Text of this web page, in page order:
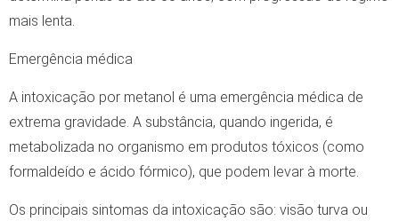
mais lenta.
Emergência médica
A intoxicação por metanol é uma emergência médica de
extrema gravidade. A substância, quando ingerida, é
metabolizada no organismo em produtos tóxicos (como
formaldeído e ácido fórmico), que podem levar à morte.
Os principais sintomas da intoxicação são: visão turva ou